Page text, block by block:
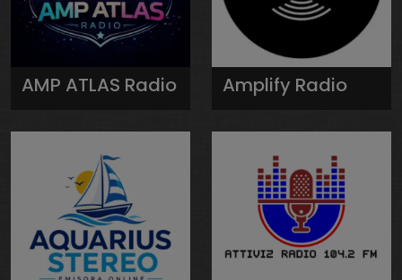
AMP ATLAS Radio Amplify Radio